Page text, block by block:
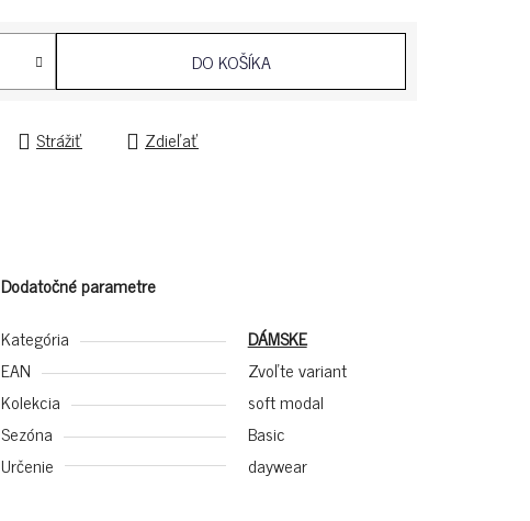
DO KOŠÍKA
Strážiť Zdieľať
Dodatočné parametre
Kategória
DÁMSKE
EAN
Zvoľte variant
Kolekcia
soft modal
Sezóna
Basic
Určenie
daywear